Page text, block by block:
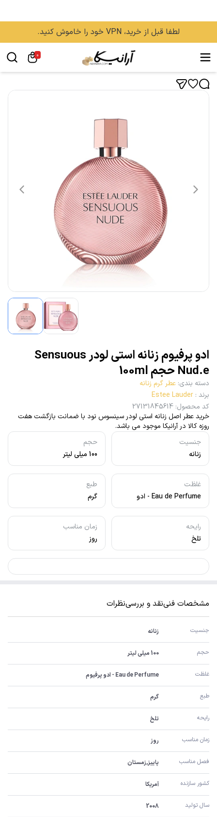
لطفا قبل از خرید، VPN خود را خاموش کنید.
0
ادو پرفیوم زنانه استی لودر Sensuous
Nud.e حجم 100ml
جنسیت
زنانه
حجم
100 میلی لیتر
غلظت
Eau de Perfume - ادو
پرفیوم
طبع
گرم
رایحه
تلخ
زمان مناسب
روز
دسته بندی: عطر گرم زنانه
برند :
Estee Lauder
کد محصول:
27131845614
خرید عطر اصل زنانه استی لودر سینسوس نود با ضمانت بازگشت هفت
روزه کالا در آرانیکا موجود می باشد.
مشخصات فنینقد و بررسینظرات
جنسیت زنانه
حجم 100 میلی لیتر
غلظت Eau de Perfume - ادو پرفیوم
طبع گرم
رایحه تلخ
زمان مناسب روز
فصل مناسب پاییز,زمستان
کشور سازنده آمریکا
سال تولید 2008